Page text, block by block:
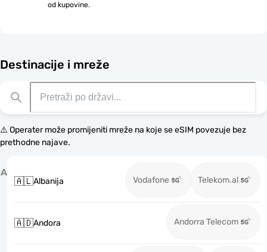
od kupovine.
Destinacije i mreže
⚠️ Operater može promijeniti mreže na koje se eSIM povezuje bez
prethodne najave.
A
🇦🇱Albanija Vodafone Telekom.al
🇦🇩Andora Andorra Telecom